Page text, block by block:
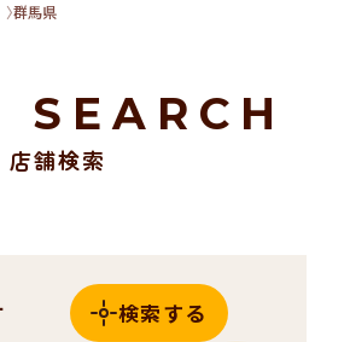
群馬県
SEARCH
店舗検索
検索する